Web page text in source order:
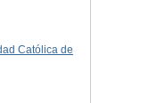
Católica de